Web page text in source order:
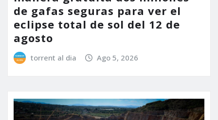
de gafas seguras para ver el
eclipse total de sol del 12 de
agosto
torrent al dia Ago 5, 2026